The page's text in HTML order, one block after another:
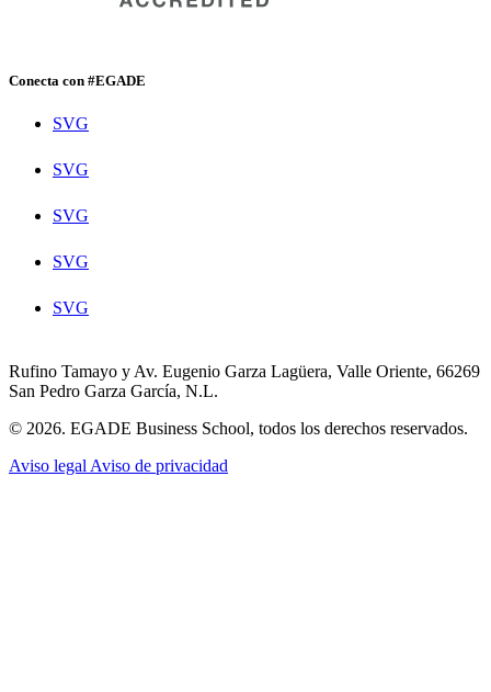
Conecta con #EGADE
SVG
SVG
SVG
SVG
SVG
Rufino Tamayo y Av. Eugenio Garza Lagüera, Valle Oriente, 66269
San Pedro Garza García, N.L.
© 2026. EGADE Business School, todos los derechos reservados.
Aviso legal Aviso de privacidad